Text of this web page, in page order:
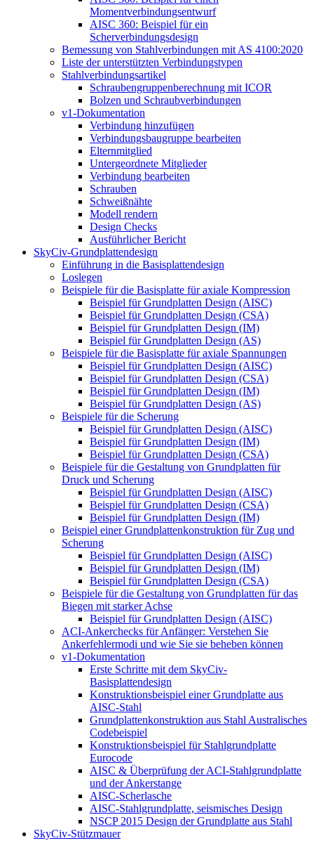
Momentverbindungsentwurf
AISC 360: Beispiel für ein
Scherverbindungsdesign
Bemessung von Stahlverbindungen mit AS 4100:2020
Liste der unterstützten Verbindungstypen
Stahlverbindungsartikel
Schraubengruppenberechnung mit ICOR
Bolzen und Schraubverbindungen
v1-Dokumentation
Verbindung hinzufügen
Verbindungsbaugruppe bearbeiten
Elternmitglied
Untergeordnete Mitglieder
Verbindung bearbeiten
Schrauben
Schweißnähte
Modell rendern
Design Checks
Ausführlicher Bericht
SkyCiv-Grundplattendesign
Einführung in die Basisplattendesign
Loslegen
Beispiele für die Basisplatte für axiale Kompression
Beispiel für Grundplatten Design (AISC)
Beispiel für Grundplatten Design (CSA)
Beispiel für Grundplatten Design (IM)
Beispiel für Grundplatten Design (AS)
Beispiele für die Basisplatte für axiale Spannungen
Beispiel für Grundplatten Design (AISC)
Beispiel für Grundplatten Design (CSA)
Beispiel für Grundplatten Design (IM)
Beispiel für Grundplatten Design (AS)
Beispiele für die Scherung
Beispiel für Grundplatten Design (AISC)
Beispiel für Grundplatten Design (IM)
Beispiel für Grundplatten Design (CSA)
Beispiele für die Gestaltung von Grundplatten für
Druck und Scherung
Beispiel für Grundplatten Design (AISC)
Beispiel für Grundplatten Design (CSA)
Beispiel für Grundplatten Design (IM)
Beispiel einer Grundplattenkonstruktion für Zug und
Scherung
Beispiel für Grundplatten Design (AISC)
Beispiel für Grundplatten Design (IM)
Beispiel für Grundplatten Design (CSA)
Beispiele für die Gestaltung von Grundplatten für das
Biegen mit starker Achse
Beispiel für Grundplatten Design (AISC)
ACI-Ankerchecks für Anfänger: Verstehen Sie
Ankerfehlermodi und wie Sie sie beheben können
v1-Dokumentation
Erste Schritte mit dem SkyCiv-
Basisplattendesign
Konstruktionsbeispiel einer Grundplatte aus
AISC-Stahl
Grundplattenkonstruktion aus Stahl Australisches
Codebeispiel
Konstruktionsbeispiel für Stahlgrundplatte
Eurocode
AISC & Überprüfung der ACI-Stahlgrundplatte
und der Ankerstange
AISC-Scherlasche
AISC-Stahlgrundplatte, seismisches Design
NSCP 2015 Design der Grundplatte aus Stahl
SkyCiv-Stützmauer